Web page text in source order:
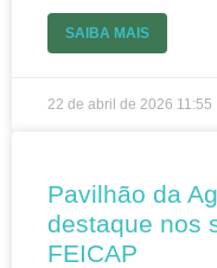
SAIBA MAIS
22 de abril de 2026 11:55
Pavilhão da
destaque nos
FEICAP